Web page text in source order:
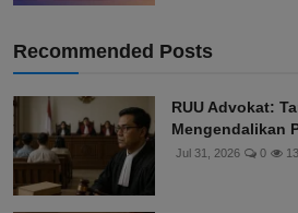
Recommended Posts
RUU Advokat:
Mengendalikan
Jul 31, 2026 0 13